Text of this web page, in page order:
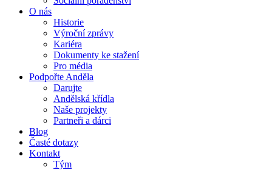
O nás
Historie
Výroční zprávy
Kariéra
Dokumenty ke stažení
Pro média
Podpořte Anděla
Darujte
Andělská křídla
Naše projekty
Partneři a dárci
Blog
Časté dotazy
Kontakt
Tým